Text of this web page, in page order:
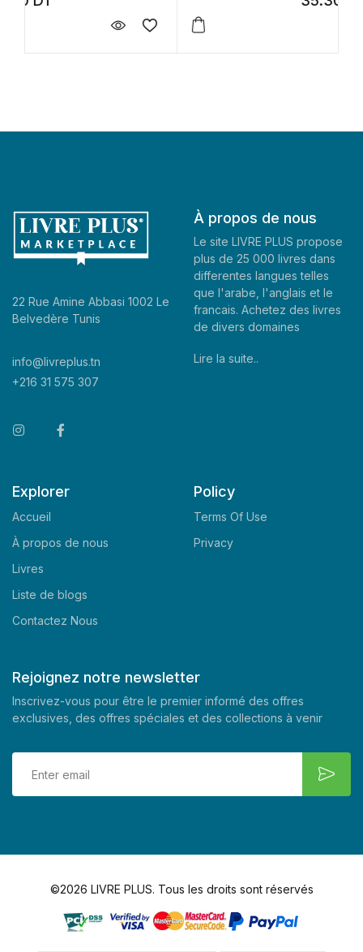
22 Rue Amine Abbasi 1002 Le
Belvedère Tunis
info@livreplus.tn
+216 31 575 307
À propos de nous
Le site LIVRE PLUS propose
plus de 25 000 livres dans
differentes langues telles
que l'arabe, l'anglais et le
francais. Achetez des livres
de divers domaines
Lire la suite..
Explorer
Accueil
À propos de nous
Livres
Liste de blogs
Contactez Nous
Policy
Terms Of Use
Privacy
Rejoignez notre newsletter
Inscrivez-vous pour être le premier informé des offres
exclusives, des offres spéciales et des collections à venir
©2026 LIVRE PLUS. Tous les droits sont réservés